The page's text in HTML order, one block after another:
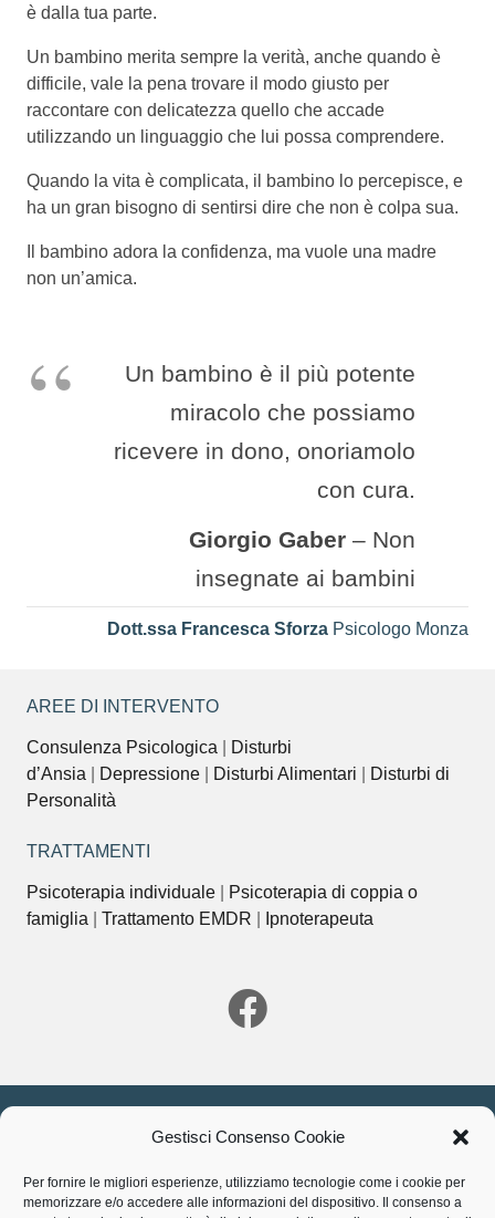
Gestisci Consenso Cookie
Per fornire le migliori esperienze, utilizziamo tecnologie come i cookie per
memorizzare e/o accedere alle informazioni del dispositivo. Il consenso a
è dalla tua parte.
Un bambino merita sempre la verità, anche quando è
difficile, vale la pena trovare il modo giusto per
raccontare con delicatezza quello che accade
utilizzando un linguaggio che lui possa comprendere.
Quando la vita è complicata, il bambino lo percepisce, e
ha un gran bisogno di sentirsi dire che non è colpa sua.
Il bambino adora la confidenza, ma vuole una madre
non un’amica.
Un bambino è il più potente
miracolo che possiamo
ricevere in dono, onoriamolo
con cura.
Giorgio Gaber – Non
insegnate ai bambini
Dott.ssa Francesca Sforza Psicologo Monza
AREE DI INTERVENTO
Consulenza Psicologica
Disturbi
d’Ansia
Depressione Disturbi Alimentari
Disturbi di
Personalità
TRATTAMENTI
Psicoterapia individuale
Psicoterapia di coppia o
famiglia
Trattamento EMDR Ipnoterapeuta
Monza -MB-